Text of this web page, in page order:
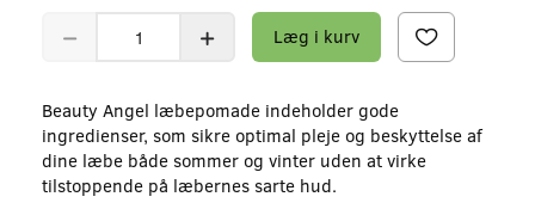
Læg i kurv
Beauty Angel læbepomade indeholder gode
ingredienser, som sikre optimal pleje og beskyttelse af
dine læbe både sommer og vinter uden at virke
tilstoppende på læbernes sarte hud.